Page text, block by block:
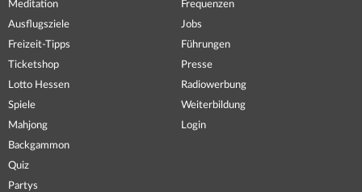
Meditation
Ausflugsziele
Freizeit-Tipps
Ticketshop
Lotto Hessen
Spiele
Mahjong
Backgammon
Quiz
Partys
Frequenzen
Jobs
Führungen
Presse
Radiowerbung
Weiterbildung
Login